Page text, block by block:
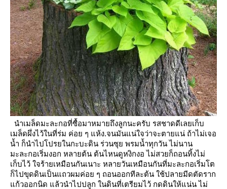
นำเมล็ดมะละกอที่ซื้อมาหมายถึงลูกนะครับ รสชาดดีเลยเก็บ
เมล็ดผึ่งไว้ในที่ร่ม ค่อย ๆ แห้ง.จนมันแน่ใจว่าจะตายแน่ ถ้าไม่เจอ
น้ำ ก็นำไปโปรยในกะบะดิน ร่วนซุย พรมน้ำทุกวัน ไม่นาน
มะละกอเริ่มงอก หลายต้น ต้นไหนดูหงิกงอ ไม่สวยก็ถอนทิ้งไม่
เก็บไว้ ใจร้ายเหมือนกันเนาะ หลายวันเหมือนกันที่มะละกอเริ่มโต
ก็ไปขุดดินเป็นแถวผมค่อย ๆ ถอนออกทีละต้น ช้ปลายมีดตัดราก
ก้วออกนิด ล้วนำไปปลูก นดินที่เตรียมไว้ กดดินให้แน่น ไม่